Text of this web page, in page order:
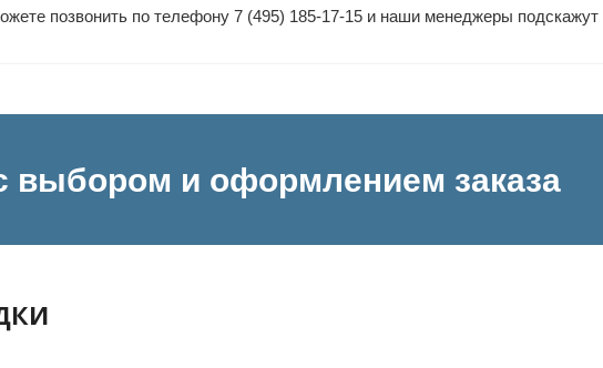
позвонить по телефону 7 (495) 185-17-15 и наши менеджеры
выбором и оформлением заказа